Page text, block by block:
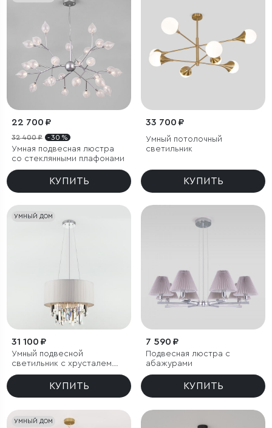
22 700 ₽
32 400 ₽ - 30 %
Умная подвесная люстра
со стеклянными плафонами
КУПИТЬ
33 700 ₽
Умный потолочный
светильник
КУПИТЬ
УМНЫЙ ДОМ
31 100 ₽
Умный подвесной
светильник с хрусталем
Eurosvet Amantea 10122/6
КУПИТЬ
7 590 ₽
Подвесная люстра с
абажурами
КУПИТЬ
УМНЫЙ ДОМ